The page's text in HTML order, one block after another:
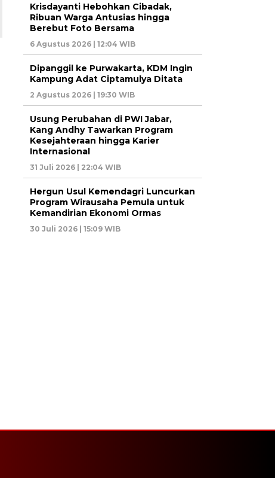
Krisdayanti Hebohkan Cibadak,
Ribuan Warga Antusias hingga
Berebut Foto Bersama
6 Agustus 2026 | 12:04 WIB
Dipanggil ke Purwakarta, KDM Ingin
Kampung Adat Ciptamulya Ditata
2 Agustus 2026 | 19:30 WIB
Usung Perubahan di PWI Jabar,
Kang Andhy Tawarkan Program
Kesejahteraan hingga Karier
Internasional
31 Juli 2026 | 22:04 WIB
Hergun Usul Kemendagri Luncurkan
Program Wirausaha Pemula untuk
Kemandirian Ekonomi Ormas
30 Juli 2026 | 15:09 WIB